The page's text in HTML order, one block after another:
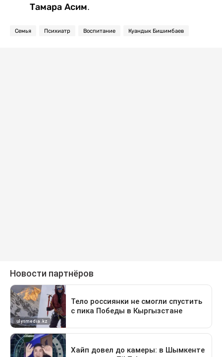
Тамара Асим.
Семья Психиатр Воспитание Куандык Бишимбаев